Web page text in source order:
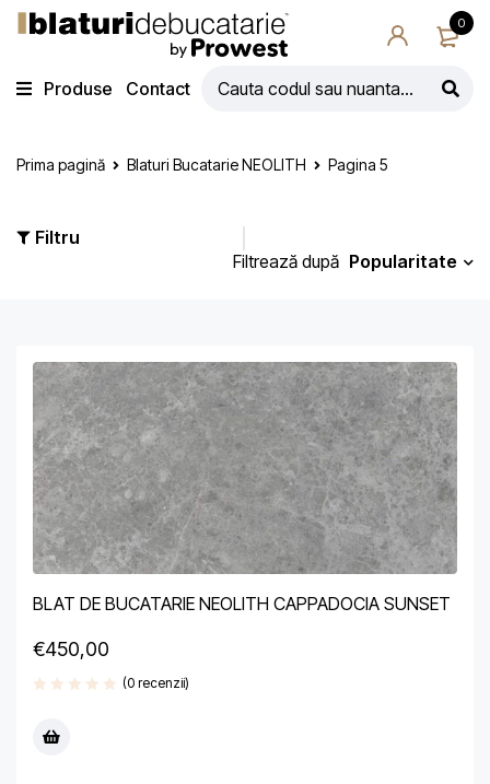
0
Produse Contact
Prima pagină Blaturi Bucatarie NEOLITH Pagina 5
Filtru
Filtrează după Popularitate
BLAT DE BUCATARIE NEOLITH CAPPADOCIA SUNSET
€450,00
(0 recenzii)